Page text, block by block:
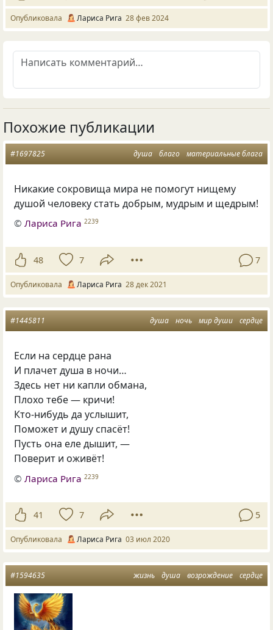
Опубликовала Лариса Рига 28 фев 2024
Похожие публикации
душа благо материальные блага
#1697825
Никакие сокровища мира не помогут нищему
душой человеку стать добрым, мудрым и щедрым!
©Лариса Рига 2239
48 7 7
Опубликовала Лариса Рига 28 дек 2021
душа ночь мир души сердце
#1445811
Если на сердце рана
И плачет душа в ночи…
Здесь нет ни капли обмана,
Плохо тебе — кричи!
Кто-нибудь да услышит,
Поможет и душу спасёт!
Пусть она еле дышит, —
Поверит и оживёт!
©Лариса Рига 2239
41 7 5
Опубликовала Лариса Рига 03 июл 2020
жизнь душа возрождение сердце
#1594635